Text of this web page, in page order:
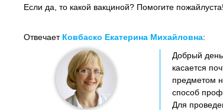
Если да, то какой вакциной? Помогите
Отвечает Ковбаско Екатерина Михайловна:
Добрый
касается
предметом
способ
Для